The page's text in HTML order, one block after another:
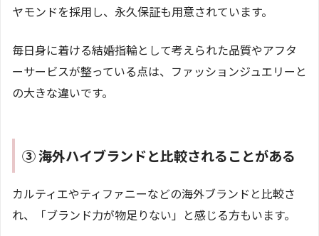
ヤモンドを採用し、永久保証も用意されています。
毎日身に着ける結婚指輪として考えられた品質やアフタ
ーサービスが整っている点は、ファッションジュエリーと
の大きな違いです。
③ 海外ハイブランドと比較されることがある
カルティエやティファニーなどの海外ブランドと比較さ
れ、「ブランド力が物足りない」と感じる方もいます。